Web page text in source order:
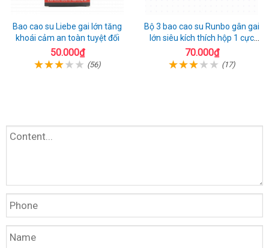
Bao cao su Liebe gai lớn tăng
khoái cảm an toàn tuyệt đối
50.000₫
(56)
Bộ 3 bao cao su Runbo gân gai
lớn siêu kích thích hộp 1 cực
chất
70.000₫
(17)